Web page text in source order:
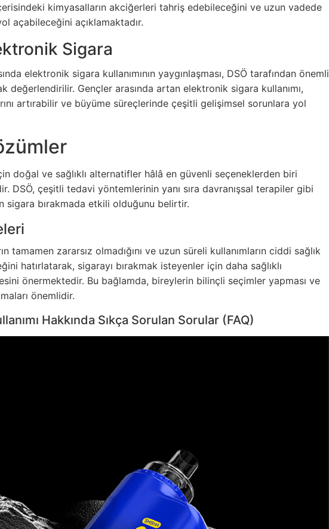
kimyasalların akciğerleri tahriş edebileceğini ve uzun vadede
açabileceğini açıklamaktadır.
Sigara
elektronik sigara kullanımının yaygınlaşması, DSÖ tarafından önemli
değerlendirilir. Gençler arasında artan elektronik sigara kullanımı,
artırabilir ve büyüme süreçlerinde çeşitli gelişimsel sorunlara yol
doğal ve sağlıklı alternatifler hâlâ en güvenli seçeneklerden biri
DSÖ, çeşitli tedavi yöntemlerinin yanı sıra davranışsal terapiler gibi
sigara bırakmada etkili olduğunu belirtir.
tamamen zararsız olmadığını ve uzun süreli kullanımların ciddi sağlık
hatırlatarak, sigarayı bırakmak isteyenler için daha sağlıklı
önermektedir. Bu bağlamda, bireylerin bilinçli seçimler yapması ve
önemlidir.
Hakkında Sıkça Sorulan Sorular (FAQ)